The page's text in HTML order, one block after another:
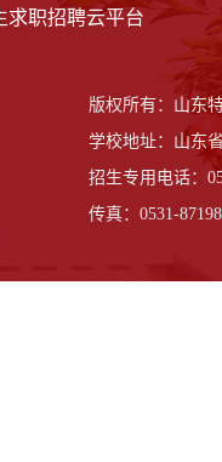
求职招聘云平台
版权所有：山
学校地址：山东
招生专用电话：
传真：0531-